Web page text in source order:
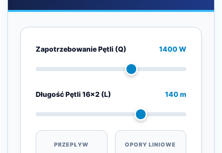
Zapotrzebowanie Pętli (Q) 1400 W
Długość Pętli 16x2 (L) 140 m
PRZEPŁYW
OPORY LINIOWE